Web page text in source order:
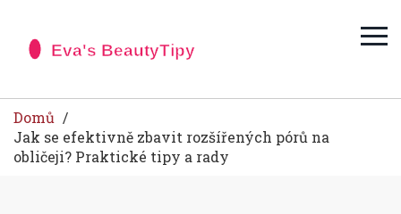
Domů
Jak se efektivně zbavit rozšířených pórů na
obličeji? Praktické tipy a rady